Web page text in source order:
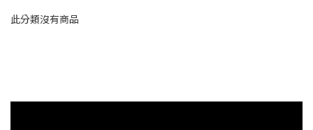
此分類沒有商品